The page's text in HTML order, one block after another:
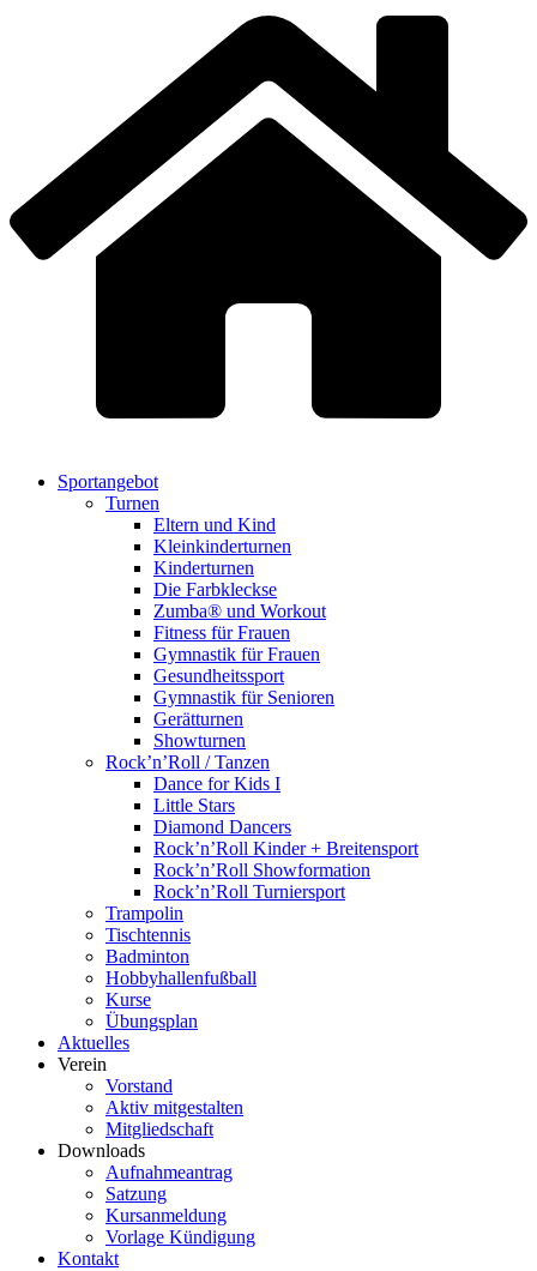
Sportangebot
Turnen
Eltern und Kind
Kleinkinderturnen
Kinderturnen
Die Farbkleckse
Zumba® und Workout
Fitness für Frauen
Gymnastik für Frauen
Gesundheitssport
Gymnastik für Senioren
Gerätturnen
Showturnen
Rock’n’Roll / Tanzen
Dance for Kids I
Little Stars
Diamond Dancers
Rock’n’Roll Kinder + Breitensport
Rock’n’Roll Showformation
Rock’n’Roll Turniersport
Trampolin
Tischtennis
Badminton
Hobbyhallenfußball
Kurse
Übungsplan
Aktuelles
Verein
Vorstand
Aktiv mitgestalten
Mitgliedschaft
Downloads
Aufnahmeantrag
Satzung
Kursanmeldung
Vorlage Kündigung
Kontakt